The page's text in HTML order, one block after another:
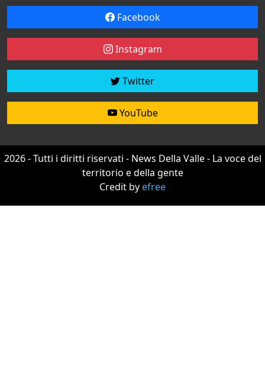
Facebook
Instagram
Twitter
YouTube
2026 - Tutti i diritti riservati - News Della Valle - La voce del
territorio e della gente
Credit byefree